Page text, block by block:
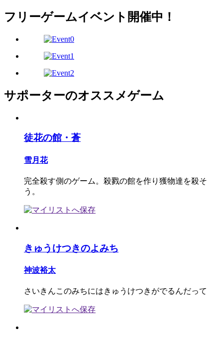
フリーゲームイベント開催中！
サポーターのオススメゲーム
徒花の館・蒼
雪月花
完全殺す側のゲーム。殺戮の館を作り獲物達を殺そ
う。
きゅうけつきのよみち
神波裕太
さいきんこのみちにはきゅうけつきがでるんだって